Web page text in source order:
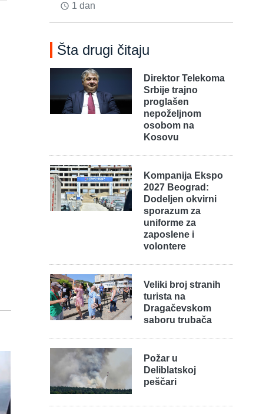
access_time 1 dan
Šta drugi čitaju
Direktor Telekoma
Srbije trajno
proglašen
nepoželjnom
osobom na
Kosovu
Kompanija Ekspo
2027 Beograd:
Dodeljen okvirni
sporazum za
uniforme za
zaposlene i
volontere
Veliki broj stranih
turista na
Dragačevskom
saboru trubača
Požar u
Deliblatskoj
peščari